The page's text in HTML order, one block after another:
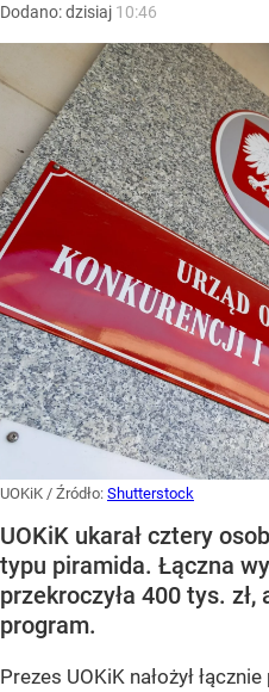
Dodano:dzisiaj 10:46
UOKiK / Źródło: Shutterstock
UOKiK ukarał cztery
typu piramida. Łączna
przekroczyła 400 tys.
program.
Prezes UOKiK nałożył